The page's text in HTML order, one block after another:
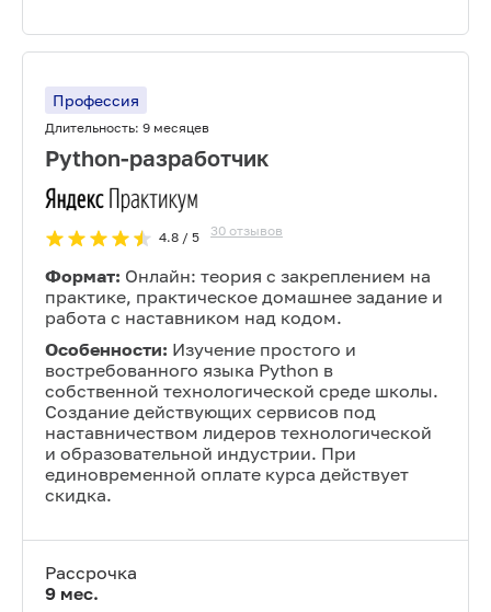
Профессия
Длительность: 9 месяцев
Python-разработчик
4.8/ 5 30 отзывов
Формат: Онлайн: теория с закреплением на
практике, практическое домашнее задание и
работа с наставником над кодом.
Особенности: Изучение простого и
востребованного языка Python в
собственной технологической среде школы.
Создание действующих сервисов под
наставничеством лидеров технологической
и образовательной индустрии. При
единовременной оплате курса действует
скидка.
Рассрочка
9 мес.